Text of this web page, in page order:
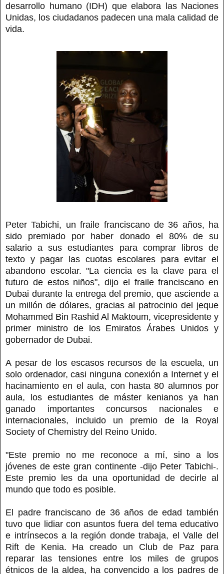
desarrollo humano (IDH) que elabora las Naciones
Unidas, los ciudadanos padecen una mala calidad de
vida.
Peter Tabichi, un fraile franciscano de 36 años, ha
sido premiado por haber donado el 80% de su
salario a sus estudiantes para comprar libros de
texto y pagar las cuotas escolares para evitar el
abandono escolar. "La ciencia es la clave para el
futuro de estos niños", dijo el fraile franciscano en
Dubai durante la entrega del premio, que asciende a
un millón de dólares, gracias al patrocinio del jeque
Mohammed Bin Rashid Al Maktoum, vicepresidente y
primer ministro de los Emiratos Árabes Unidos y
gobernador de Dubai.
A pesar de los escasos recursos de la escuela, un
solo ordenador, casi ninguna conexión a Internet y el
hacinamiento en el aula, con hasta 80 alumnos por
aula, los estudiantes de máster kenianos ya han
ganado importantes concursos nacionales e
internacionales, incluido un premio de la Royal
Society of Chemistry del Reino Unido.
"Este premio no me reconoce a mí, sino a los
jóvenes de este gran continente -dijo Peter Tabichi-.
Este premio les da una oportunidad de decirle al
mundo que todo es posible.
El padre franciscano de 36 años de edad también
tuvo que lidiar con asuntos fuera del tema educativo
e intrínsecos a la región donde trabaja, el Valle del
Rift de Kenia. Ha creado un Club de Paz para
reparar las tensiones entre los miles de grupos
étnicos de la aldea, ha convencido a los padres de